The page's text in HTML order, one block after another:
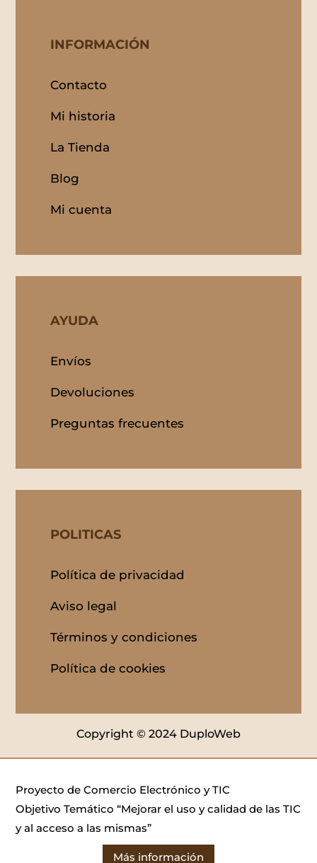
INFORMACIÓN
Contacto
Mi historia
La Tienda
Blog
Mi cuenta
AYUDA
Envíos
Devoluciones
Preguntas frecuentes
POLITICAS
Política de privacidad
Aviso legal
Términos y condiciones
Política de cookies
Copyright © 2024 DuploWeb
Proyecto de Comercio Electrónico y TIC
Objetivo Temático “Mejorar el uso y calidad de las TIC
y al acceso a las mismas”
Más información